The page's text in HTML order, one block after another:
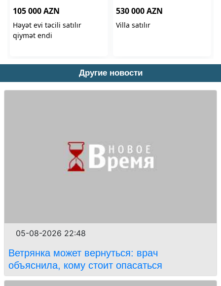
Другие новости
05-08-2026 22:48
Ветрянка может вернуться: врач
объяснила, кому стоит опасаться